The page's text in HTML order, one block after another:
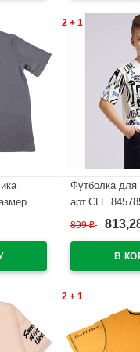
2 + 1
Футболка для
арт.CLE
размер 34/
899₽
2 + 1